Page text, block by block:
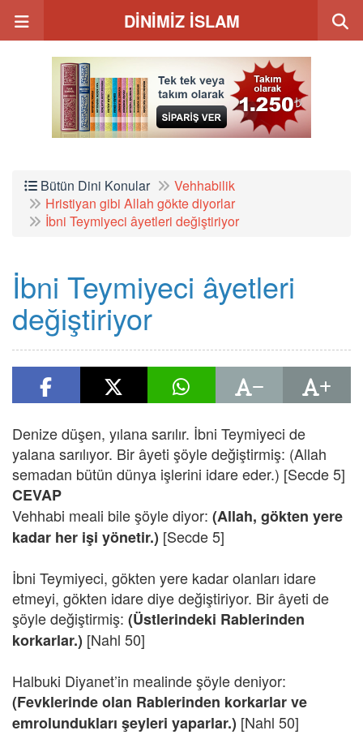
DİNİMİZ İSLAM
Bütün Dini Konular
Vehhabilik
Hristiyan gibi Allah gökte diyorlar
İbni Teymiyeci âyetleri değiştiriyor
İbni Teymiyeci âyetleri
değiştiriyor
Denize düşen, yılana sarılır. İbni Teymiyeci de
yalana sarılıyor. Bir âyeti şöyle değiştirmiş: (Allah
semadan bütün dünya işlerini idare eder.) [Secde 5]
CEVAP
Vehhabi meali bile şöyle diyor: (Allah, gökten yere
kadar her işi yönetir.) [Secde 5]
İbni Teymiyeci, gökten yere kadar olanları idare
etmeyi, gökten idare diye değiştiriyor. Bir âyeti de
şöyle değiştirmiş: (Üstlerindeki Rablerinden
korkarlar.) [Nahl 50]
Halbuki Diyanet’in mealinde şöyle deniyor:
(Fevklerinde olan Rablerinden korkarlar ve
emrolundukları şeyleri yaparlar.) [Nahl 50]